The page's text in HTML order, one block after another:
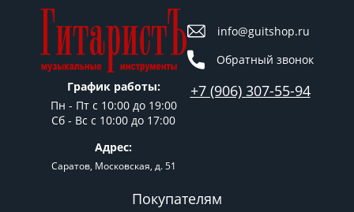
График работы:
Пн - Пт c 10:00 до 19:00
Сб - Вс с 10:00 до 17:00
Адрес:
Саратов, Московская, д. 51
info@guitshop.ru
Обратный звонок
+7 (906) 307-55-94
Покупателям